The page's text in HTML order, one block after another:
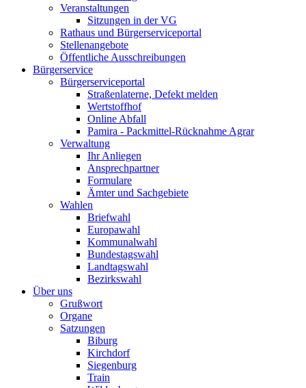
Veranstaltungen
Sitzungen in der VG
Rathaus und Bürgerserviceportal
Stellenangebote
Öffentliche Ausschreibungen
Bürgerservice
Bürgerserviceportal
Straßenlaterne, Defekt melden
Wertstoffhof
Online Abfall
Pamira - Packmittel-Rücknahme Agrar
Verwaltung
Ihr Anliegen
Ansprechpartner
Formulare
Ämter und Sachgebiete
Wahlen
Briefwahl
Europawahl
Kommunalwahl
Bundestagswahl
Landtagswahl
Bezirkswahl
Über uns
Grußwort
Organe
Satzungen
Biburg
Kirchdorf
Siegenburg
Train